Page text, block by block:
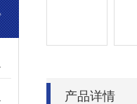
产品详情